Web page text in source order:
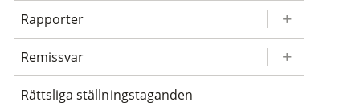
Rapporter
Remissvar
Rättsliga ställningstaganden